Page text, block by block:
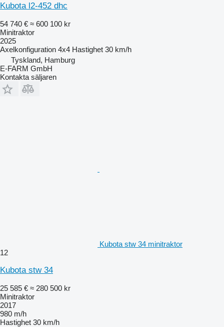
Kubota l2-452 dhc
54 740 € ≈ 600 100 kr
Minitraktor
2025
Axelkonfiguration 4x4 Hastighet 30 km/h
Tyskland, Hamburg
E-FARM GmbH
Kontakta säljaren
Kubota stw 34 minitraktor
12
Kubota stw 34
25 585 € ≈ 280 500 kr
Minitraktor
2017
980 m/h
Hastighet 30 km/h